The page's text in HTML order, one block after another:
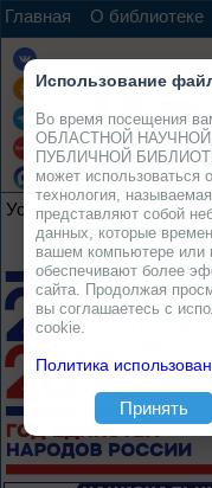
Главная О библиотеке
Услуги Ресурсы
Использование
Во время посещения
ОБЛАСТНОЙ
ПУБЛИЧНОЙ
может использоваться
технология,
представляют собой
данных, которые
вашем компьютере или
обеспечивают более
сайта. Продолжая
вы соглашаетесь с
cookie.
Политика
Принять